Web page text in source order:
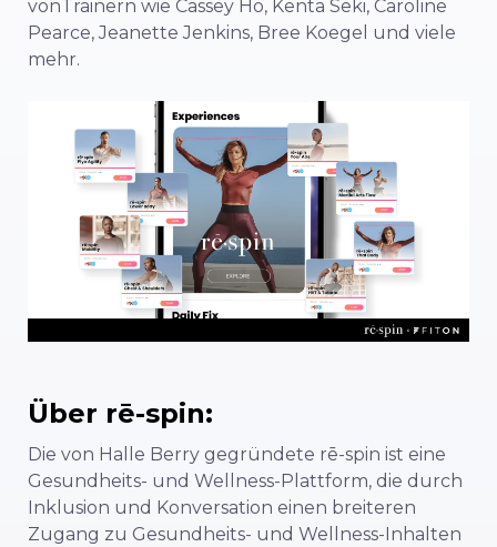
vonTrainern wie Cassey Ho, Kenta Seki, Caroline
Pearce, Jeanette Jenkins, Bree Koegel und viele
mehr.
Über rē-spin:
Die von Halle Berry gegründete rē-spin ist eine
Gesundheits- und Wellness-Plattform, die durch
Inklusion und Konversation einen breiteren
Zugang zu Gesundheits- und Wellness-Inhalten